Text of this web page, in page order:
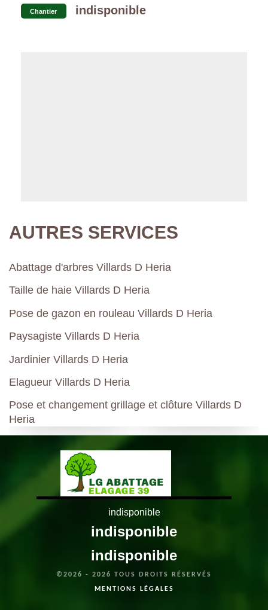
Chantier indisponible
AUTRES SERVICES
Abattage d'arbres Villards D Heria
Taille de haie Villards D Heria
Pose de gazon en rouleau Villards D Heria
Paysagiste Villards D Heria
Jardinier Villards D Heria
Elagueur Villards D Heria
Pose et changement grillage et clôture Villards D
Heria
indisponible
indisponible
indisponible
©2026 - 2026 TOUS DROITS RÉSERVÉS
MENTIONS LÉGALES